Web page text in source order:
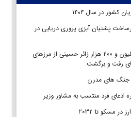
پشتیان آبزی پروری دریایی در
ثبت تردد بیش از ۵ میلیون و ۲۰۰ هزار زائر حسینی از مرزهای
رفت و برگشت
های مدرن
ادعای فرد منتسب به مشاور وزیر
مسکو تا ۲۰۳۲